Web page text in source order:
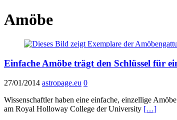
Amöbe
Einfache Amöbe trägt den Schlüssel für
27/01/2014 astropage.eu 0
Wissenschaftler haben eine einfache, einzellige
am Royal Holloway College der University […]